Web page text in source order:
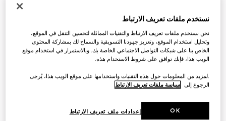
نستخدم ملفات تعريف الارتباط
نحن نستخدم ملفات تعريف الارتباط والتقنيات المماثلة لتحسين التنقل في الموقع،
وتحليل استخدام الموقع، وتعزيز جهودنا التسويقية والسماح لك بمشاركة المحتوى
الخاص بنا على شبكات التواصل الاجتماعي الخاصة بك. وبالاستمرار في استخدام موقع
الويب هذا، فإنك توافق على شروط الاستخدام هذه.
.لمزيد من المعلومات حول هذه التقنيات واستخدامها على موقع الويب هذا، يُرجى
الرجوع إلى سياسة ملفات تعريف الارتباط
إعدادات ملف تعريف الارتباط OK